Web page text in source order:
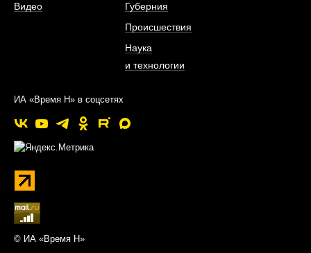
Видео
Губерния
Происшествия
Наука
и технологии
ИА «Время Н» в соцсетях
© ИА «Время Н»